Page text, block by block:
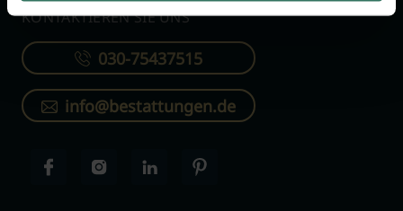
KONTAKTIEREN SIE UNS
030-75437515
info@bestattungen.de